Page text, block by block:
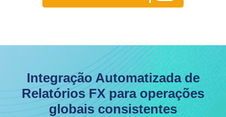
Integração Automatizada de
Relatórios FX para operações
globais consistentes